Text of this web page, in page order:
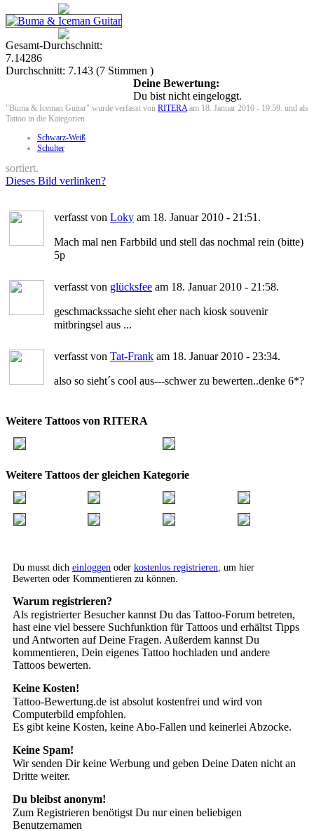
Gesamt-Durchschnitt:
7.14286
Durchschnitt: 7.143 (7 Stimmen )
Deine Bewertung:
Du bist nicht eingeloggt.
"Buma & Iceman Guitar" wurde verfasst von RITERAam 18. Januar 2010 - 19:59. und als
Tattoo in die Kategorien
Schwarz-Weiß
Schulter
sortiert.
Dieses Bild verlinken?
verfasst von Loky am 18. Januar 2010 - 21:51.
Mach mal nen Farbbild und stell das nochmal rein (bitte)
5p
verfasst von glücksfee am 18. Januar 2010 - 21:58.
geschmackssache sieht eher nach kiosk souvenir
mitbringsel aus ...
verfasst von Tat-Frank am 18. Januar 2010 - 23:34.
also so sieht´s cool aus---schwer zu bewerten..denke 6*?
Weitere Tattoos von RITERA
Weitere Tattoos der gleichen Kategorie
Du musst dich einloggen oder kostenlos registrieren , um hier
Bewerten oder Kommentieren zu können.
Warum registrieren?
Als registrierter Besucher kannst Du das Tattoo-Forum betreten,
hast eine viel bessere Suchfunktion für Tattoos und erhältst Tipps
und Antworten auf Deine Fragen. Außerdem kannst Du
kommentieren, Dein eigenes Tattoo hochladen und andere
Tattoos bewerten.
Keine Kosten!
Tattoo-Bewertung.de ist absolut kostenfrei und wird von
Computerbild empfohlen.
Es gibt keine Kosten, keine Abo-Fallen und keinerlei Abzocke.
Keine Spam!
Wir senden Dir keine Werbung und geben Deine Daten nicht an
Dritte weiter.
Du bleibst anonym!
Zum Registrieren benötigst Du nur einen beliebigen
Benutzernamen